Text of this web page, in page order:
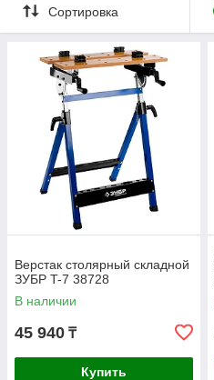
Сортировка
Верстак столярный складной
ЗУБР T-7 38728
В наличии
45 940 ₸
Купить